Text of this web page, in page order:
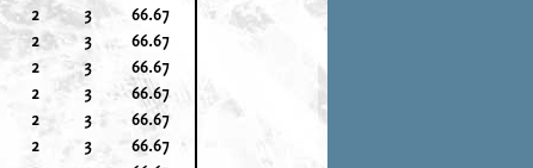
2 3
66.67
2 3
66.67
2 3
66.67
2 3
66.67
2 3
66.67
2 3
66.67